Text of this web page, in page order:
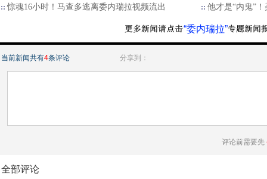
惊魂16小时！马查多逃离委内瑞拉视频流出
他才是“内鬼”
“委内瑞拉”
当前新闻共有4条评论 分享到：
评论前需要先
全部评论